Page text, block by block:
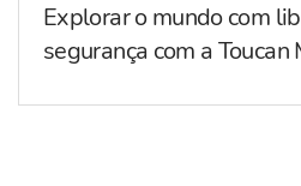
Explorar o mundo com
segurança com a Toucan